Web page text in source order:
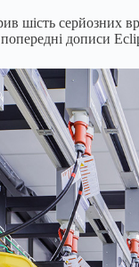
шість серйозних
дописи